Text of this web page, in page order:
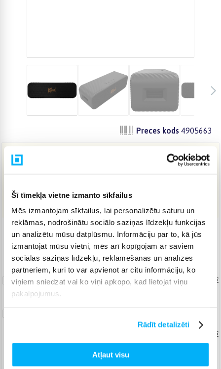
Šī tīmekļa vietne izmanto sīkfailus
Mēs izmantojam sīkfailus, lai personalizētu saturu un
reklāmas, nodrošinātu sociālo saziņas līdzekļu funkcijas
un analizētu mūsu datplūsmu. Informāciju par to, kā jūs
izmantojat mūsu vietni, mēs arī kopīgojam ar saviem
sociālās saziņas līdzekļu, reklamēšanas un analīzes
partneriem, kuri to var apvienot ar citu informāciju, ko
viņiem sniedzat vai ko viņi apkopo, kad lietojat viņu
pakalpojumus.
Rādīt detalizēti
Atļaut visu
Preces kods 4905663
272,00 €
IELIKT GROZĀ
Piegāde: 2-4 d.d.
Norēķinieties bez papildmaksas 6 mēn.
Uznešanas/izkraušanas
pakalpojums
19,99 €
No 64,84 €
+ 5